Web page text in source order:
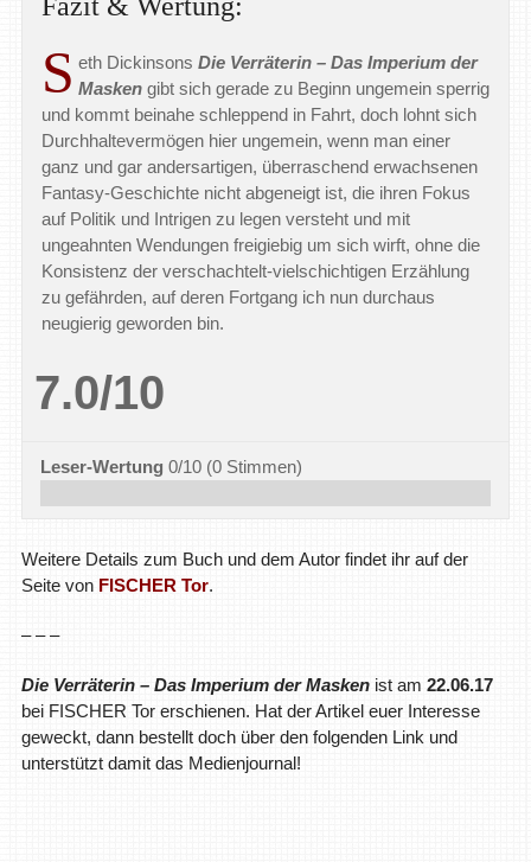
S eth Dickinsons Die Verräterin – Das Imperium der
Maskengibt sich gerade zu Beginn ungemein sperrig
und kommt beinahe schleppend in Fahrt, doch lohnt sich
Durchhaltevermögen hier ungemein, wenn man einer
ganz und gar andersartigen, überraschend erwachsenen
Fantasy-Geschichte nicht abgeneigt ist, die ihren Fokus
auf Politik und Intrigen zu legen versteht und mit
ungeahnten Wendungen freigiebig um sich wirft, ohne die
Konsistenz der verschachtelt-vielschichtigen Erzählung
zu gefährden, auf deren Fortgang ich nun durchaus
neugierig geworden bin.
7.0/10
Leser-Wertung 0/10 (0Stimmen)
Weitere Details zum Buch und dem Autor findet ihr auf der
Seite von FISCHER Tor.
– – –
Die Verräterin – Das Imperium der Maskenist am 22.06.17
bei FISCHER Tor erschienen. Hat der Artikel euer Interesse
geweckt, dann bestellt doch über den folgenden Link und
unterstützt damit das Medienjournal!